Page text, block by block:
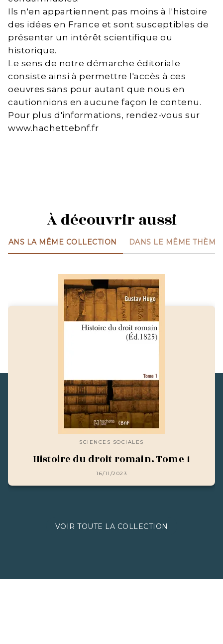
Ils n'en appartiennent pas moins à l'histoire
des idées en France et sont susceptibles de
présenter un intérêt scientifique ou
historique.
Le sens de notre démarche éditoriale
consiste ainsi à permettre l'accès à ces
oeuvres sans pour autant que nous en
cautionnions en aucune façon le contenu.
Pour plus d'informations, rendez-vous sur
www.hachettebnf.fr
À découvrir aussi
DANS LA MÊME COLLECTION DANS LE MÊME THÈME
SCIENCES SOCIALES
Histoire du droit romain. Tome 1
16/11/2023
VOIR TOUTE LA COLLECTION